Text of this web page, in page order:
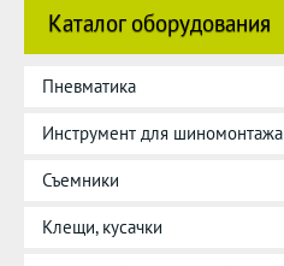
Каталог оборудования
Пневматика
Инструмент для шиномонтажа
Съемники
Клещи, кусачки